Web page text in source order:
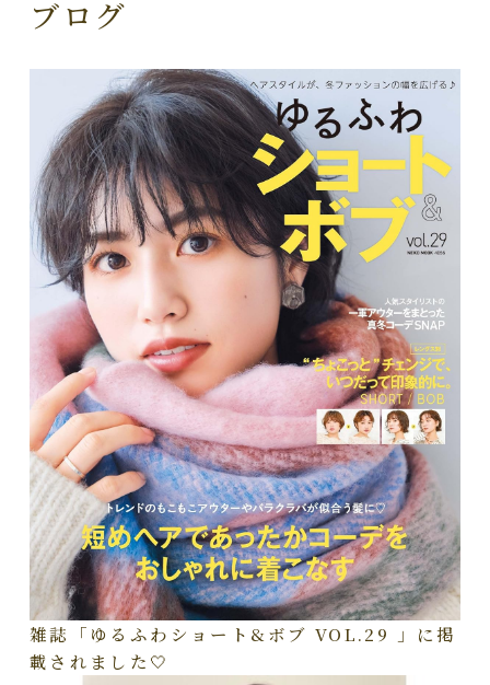
ブログ
雑誌「ゆるふわショート&ボブ VOL.29 」に掲
載されました🤍